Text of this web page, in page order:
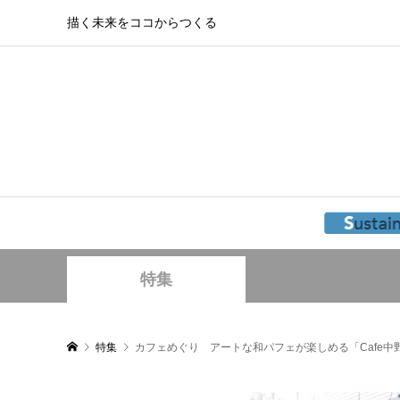
描く未来をココからつくる
特集
特集 カフェめぐり アートな和パフェが楽しめる「Cafe中